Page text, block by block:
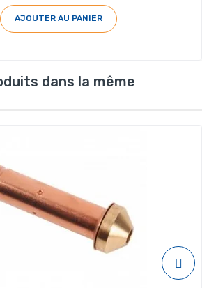
AJOUTER AU PANIER
dans la même